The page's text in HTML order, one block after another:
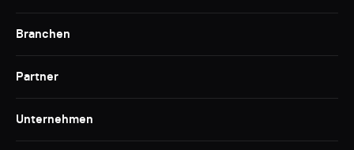
Branchen
Partner
Unternehmen